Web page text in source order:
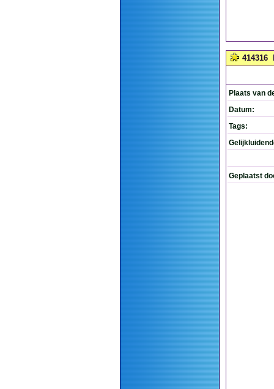
414316
Plaats van
Datum:
Tags:
Geplaatst